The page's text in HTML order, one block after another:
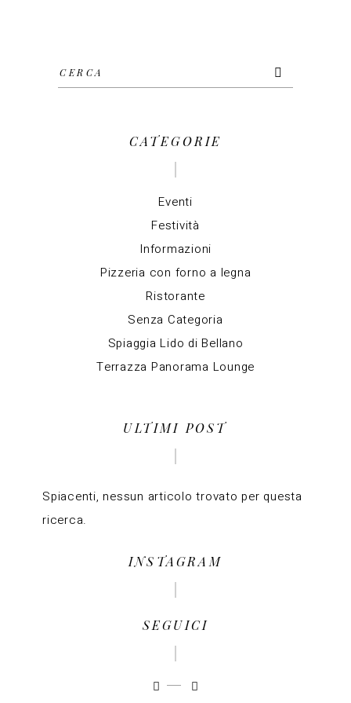
Cerca
per:
CATEGORIE
Eventi
Festività
Informazioni
Pizzeria con forno a legna
Ristorante
Senza Categoria
Spiaggia Lido di Bellano
Terrazza Panorama Lounge
ULTIMI POST
Spiacenti, nessun articolo trovato per questa
ricerca.
INSTAGRAM
SEGUICI